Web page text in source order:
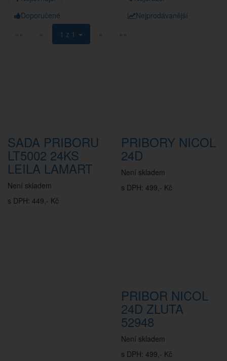
Doporučené
Nejprodávanější
««
« 1 z 1 » »»
SADA PRIBORU
LT5002 24KS
LEILA LAMART
Není skladem
s DPH: 449,- Kč
PRIBORY NICOL
24D
Není skladem
s DPH: 499,- Kč
PRIBOR NICOL
24D ZLUTA
52948
Není skladem
s DPH: 499,- Kč